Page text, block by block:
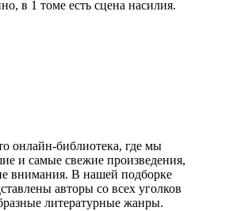
в 1 томе есть сцена насилия.
онлайн-библиотека, где мы
и самые свежие произведения,
внимания. В нашей подборке
авторы со всех уголков
литературные жанры.